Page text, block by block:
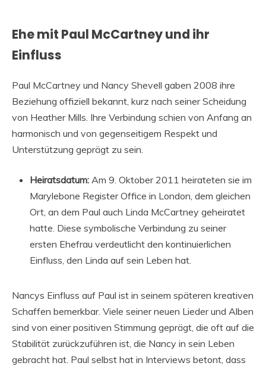
Ehe mit Paul McCartney und ihr
Einfluss
Paul McCartney und Nancy Shevell gaben 2008 ihre
Beziehung offiziell bekannt, kurz nach seiner Scheidung
von Heather Mills. Ihre Verbindung schien von Anfang an
harmonisch und von gegenseitigem Respekt und
Unterstützung geprägt zu sein.
Heiratsdatum: Am 9. Oktober 2011 heirateten sie im
Marylebone Register Office in London, dem gleichen
Ort, an dem Paul auch Linda McCartney geheiratet
hatte. Diese symbolische Verbindung zu seiner
ersten Ehefrau verdeutlicht den kontinuierlichen
Einfluss, den Linda auf sein Leben hat.
Nancys Einfluss auf Paul ist in seinem späteren kreativen
Schaffen bemerkbar. Viele seiner neuen Lieder und Alben
sind von einer positiven Stimmung geprägt, die oft auf die
Stabilität zurückzuführen ist, die Nancy in sein Leben
gebracht hat. Paul selbst hat in Interviews betont, dass